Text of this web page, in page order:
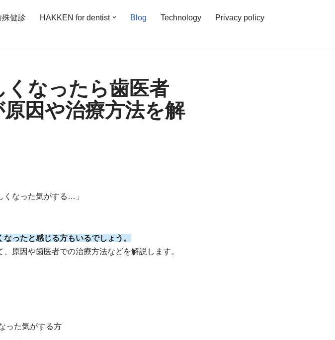
健診 HAKKEN for dentist Blog Technology
Privacy policy
くなったら歯医者
因や治療方法を解
くなった気がする…」
ったと感じる方もいるでしょう。
原因や歯医者での治療方法などを解説します。
った気がする方